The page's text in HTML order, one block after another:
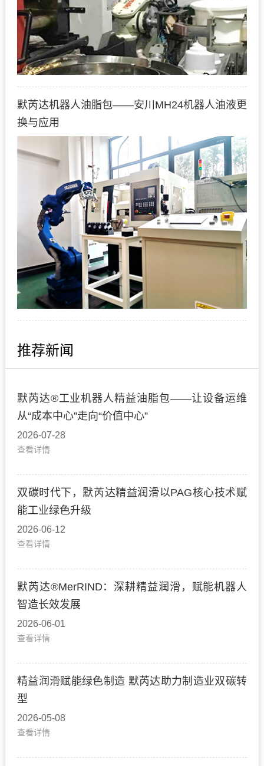
默芮达机器人油脂包——安川MH24机器人油液更
换与应用
推荐新闻
默芮达®工业机器人精益油脂包——让设备运维
从“成本中心”走向“价值中心”
2026-07-28
查看详情
双碳时代下，默芮达精益润滑以PAG核心技术赋
能工业绿色升级
2026-06-12
查看详情
默芮达®MerRIND：深耕精益润滑，赋能机器人
智造长效发展
2026-06-01
查看详情
精益润滑赋能绿色制造 默芮达助力制造业双碳转
型
2026-05-08
查看详情